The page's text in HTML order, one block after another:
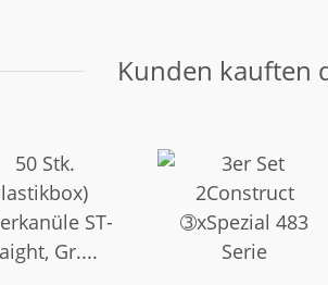
Kunden kauften